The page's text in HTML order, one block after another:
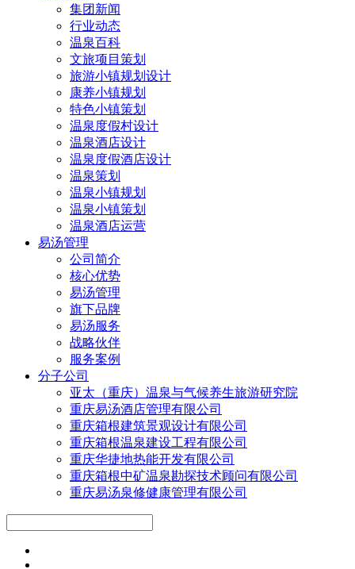
集团新闻
行业动态
温泉百科
文旅项目策划
旅游小镇规划设计
康养小镇规划
特色小镇策划
温泉度假村设计
温泉酒店设计
温泉度假酒店设计
温泉策划
温泉小镇规划
温泉小镇策划
温泉酒店运营
易汤管理
公司简介
核心优势
易汤管理
旗下品牌
易汤服务
战略伙伴
服务案例
分子公司
亚太（重庆）温泉与气候养生旅游研究院
重庆易汤酒店管理有限公司
重庆箱根建筑景观设计有限公司
重庆箱根温泉建设工程有限公司
重庆华捷地热能开发有限公司
重庆箱根中矿温泉勘探技术顾问有限公司
重庆易汤泉修健康管理有限公司